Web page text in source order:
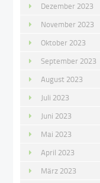
Dezember 2023
November 2023
Oktober 2023
September 2023
August 2023
Juli 2023
Juni 2023
Mai 2023
April 2023
März 2023